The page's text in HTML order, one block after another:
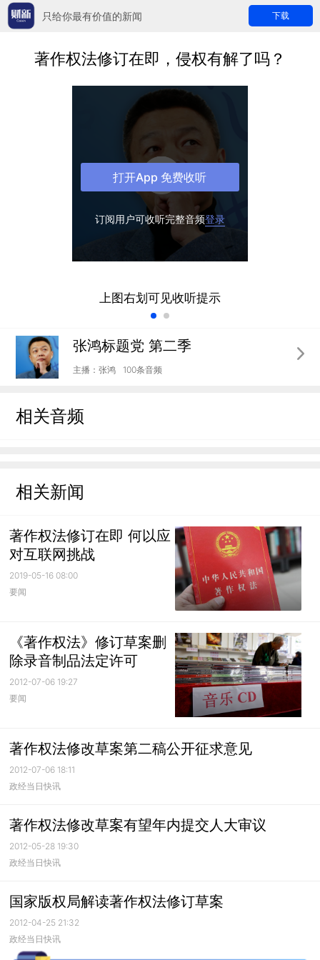
只给你最有价值的新闻 下载
著作权法修订在即，侵权有解了吗？
订阅用户可收听完整音频登录
打开App 免费收听
上图右划可见收听提示
张鸿标题党 第二季
主播：张鸿 100条音频
相关音频
相关新闻
著作权法修订在即 何以应
对互联网挑战
2019-05-16 08:00
要闻
《著作权法》修订草案删
除录音制品法定许可
2012-07-06 19:27
要闻
著作权法修改草案第二稿公开征求意见
2012-07-06 18:11
政经当日快讯
著作权法修改草案有望年内提交人大审议
2012-05-28 19:30
政经当日快讯
国家版权局解读著作权法修订草案
2012-04-25 21:32
政经当日快讯